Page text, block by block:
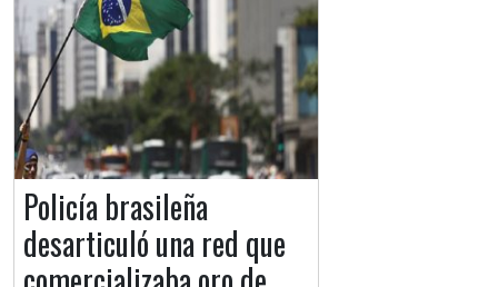
Policía brasileña
desarticuló una red que